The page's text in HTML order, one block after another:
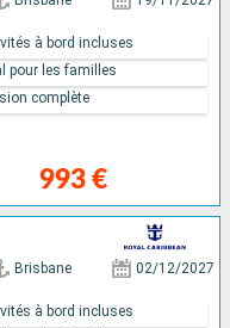
993 €
à bord incluses
pour les familles
complète
Brisbane 02/12/2027
à bord incluses